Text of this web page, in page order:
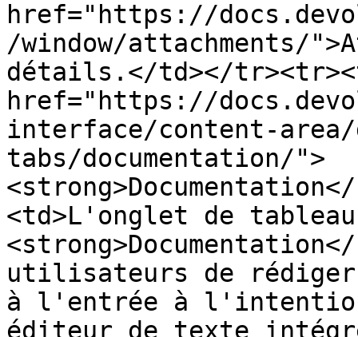
href="https://
/window/attachments/
détails.</td></
href="https://
interface/content-area/
tabs/documentation/">
<td>L'onglet de tableau
utilisateurs de
à l'entrée à l'intention
éditeur de texte